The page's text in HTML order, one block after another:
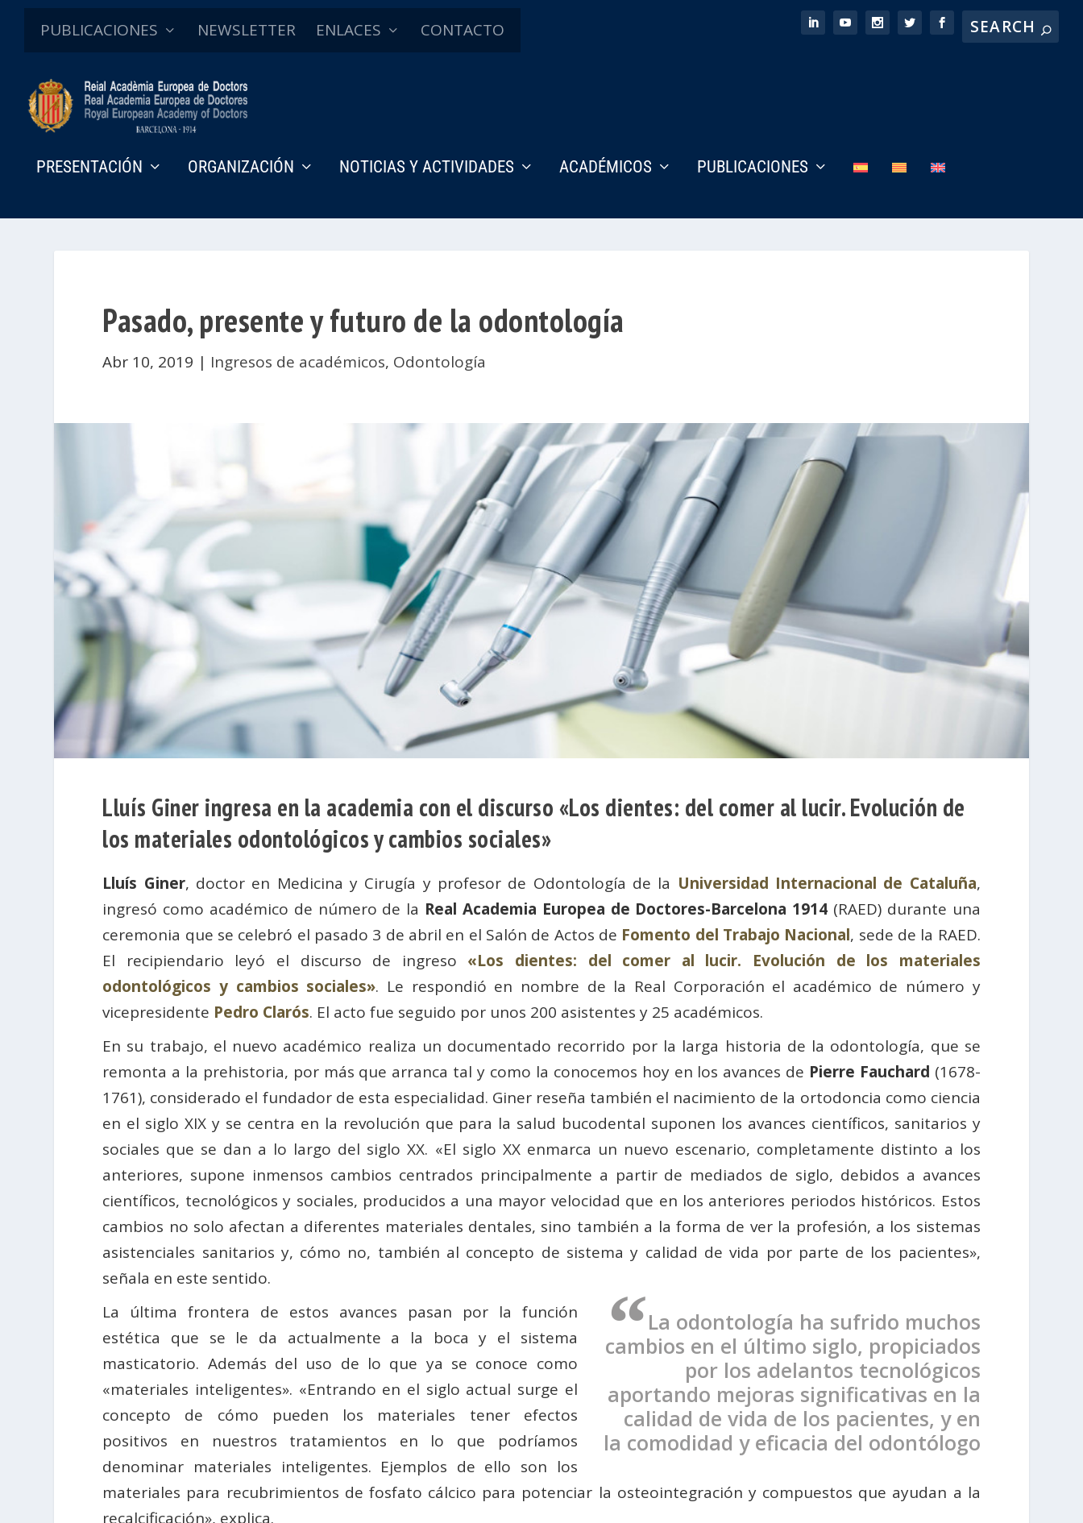
PUBLICACIONES NEWSLETTER ENLACES CONTACTO
PRESENTACIÓN ORGANIZACIÓN NOTICIAS Y ACTIVIDADES ACADÉMICOS PUBLICACIONES
Pasado, presente y futuro de la odontología
Abr 10, 2019 | Ingresos de académicos, Odontología
Lluís Giner ingresa en la academia con el discurso «Los dientes: del comer al lucir. Evolución de
los materiales odontológicos y cambios sociales»
Lluís Giner, doctor en Medicina y Cirugía y profesor de Odontología de la Universidad Internacional de Cataluña,
ingresó como académico de número de la Real Academia Europea de Doctores-Barcelona 1914 (RAED) durante una
ceremonia que se celebró el pasado 3 de abril en el Salón de Actos de Fomento del Trabajo Nacional, sede de la RAED.
El recipiendario leyó el discurso de ingreso «Los dientes: del comer al lucir. Evolución de los materiales
odontológicos y cambios sociales». Le respondió en nombre de la Real Corporación el académico de número y
vicepresidente Pedro Clarós. El acto fue seguido por unos 200 asistentes y 25 académicos.
En su trabajo, el nuevo académico realiza un documentado recorrido por la larga historia de la odontología, que se
remonta a la prehistoria, por más que arranca tal y como la conocemos hoy en los avances de Pierre Fauchard (1678-
1761), considerado el fundador de esta especialidad. Giner reseña también el nacimiento de la ortodoncia como ciencia
en el siglo XIX y se centra en la revolución que para la salud bucodental suponen los avances científicos, sanitarios y
sociales que se dan a lo largo del siglo XX. «El siglo XX enmarca un nuevo escenario, completamente distinto a los
anteriores, supone inmensos cambios centrados principalmente a partir de mediados de siglo, debidos a avances
científicos, tecnológicos y sociales, producidos a una mayor velocidad que en los anteriores periodos históricos. Estos
cambios no solo afectan a diferentes materiales dentales, sino también a la forma de ver la profesión, a los sistemas
asistenciales sanitarios y, cómo no, también al concepto de sistema y calidad de vida por parte de los pacientes»,
señala en este sentido.
“La odontología ha sufrido muchos
cambios en el último siglo, propiciados
por los adelantos tecnológicos
aportando mejoras significativas en la
calidad de vida de los pacientes, y en
la comodidad y eficacia del odontólogo
La última frontera de estos avances pasan por la función
estética que se le da actualmente a la boca y el sistema
masticatorio. Además del uso de lo que ya se conoce como
«materiales inteligentes». «Entrando en el siglo actual surge el
concepto de cómo pueden los materiales tener efectos
positivos en nuestros tratamientos en lo que podríamos
denominar materiales inteligentes. Ejemplos de ello son los
materiales para recubrimientos de fosfato cálcico para potenciar la osteointegración y compuestos que ayudan a la
recalcificación», explica.